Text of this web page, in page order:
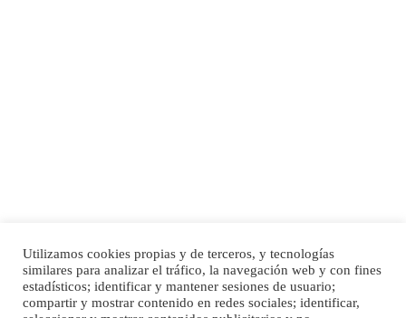
SHIBA PERDIDO AVDA JOSE MESA Y LOPEZ
PERRO MACHO RAZA SHIBA CON MICROCHIP PERDIDO HOY 06/07/2025 ZONA
MESA Y LOPEZ. ES MUY ASUSTADIZO
Inicio Publicidad
Política de privacidad
Aviso Legal
Cláusula de Cookies
Utilizamos cookies propias y de terceros, y tecnologías
similares para analizar el tráfico, la navegación web y con fines
estadísticos; identificar y mantener sesiones de usuario;
compartir y mostrar contenido en redes sociales; identificar,